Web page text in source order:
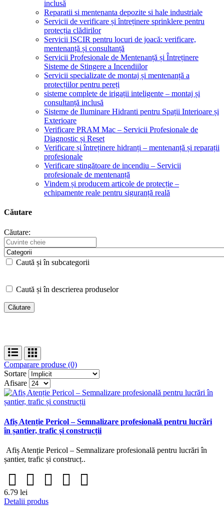
inclusă
Reparatii si mentenanta depozite si hale industriale
Servicii de verificare și întreținere sprinklere pentru
protecția clădirilor
Servicii ISCIR pentru locuri de joacă: verificare,
mentenanță și consultanță
Servicii Profesionale de Mentenanță și Întreținere
Sisteme de Stingere a Incendiilor
Servicii specializate de montaj și mentenanță a
protecțiilor pentru pereți
sisteme complete de irigații inteligente – montaj și
consultanță inclusă
Sisteme de Iluminare Hidranti pentru Spații Interioare și
Exterioare
Verificare PRAM Mac – Servicii Profesionale de
Diagnostic și Reset
Verificare și întreținere hidranți – mentenanță și reparații
profesionale
Verificare stingătoare de incendiu – Servicii
profesionale de mentenanță
Vindem și producem articole de protecție –
echipamente reale pentru siguranță reală
Căutare
Căutare:
Caută și în subcategorii
Caută și în descrierea produselor
Comparare produse (0)
Sortare
Afisare
Afiș Atenție Pericol – Semnalizare profesională pentru lucrări
în șantier, trafic și construcții
Afiș Atenție Pericol – Semnalizare profesională pentru lucrări în
șantier, trafic și construcț..
6.79 lei
Detalii produs